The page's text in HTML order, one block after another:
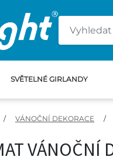
SVĚTELNÉ GIRLANDY
/ VÁNOČNÍ DEKORACE /
VÁNOČNÍ